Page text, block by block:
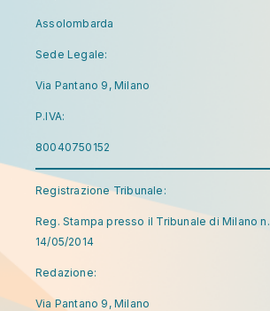
Assolombarda
Sede Legale:
Via Pantano 9, Milano
P.IVA:
80040750152
Registrazione Tribunale:
Reg. Stampa presso il Tribunale di Milano
14/05/2014
Redazione:
Via Pantano 9, Milano